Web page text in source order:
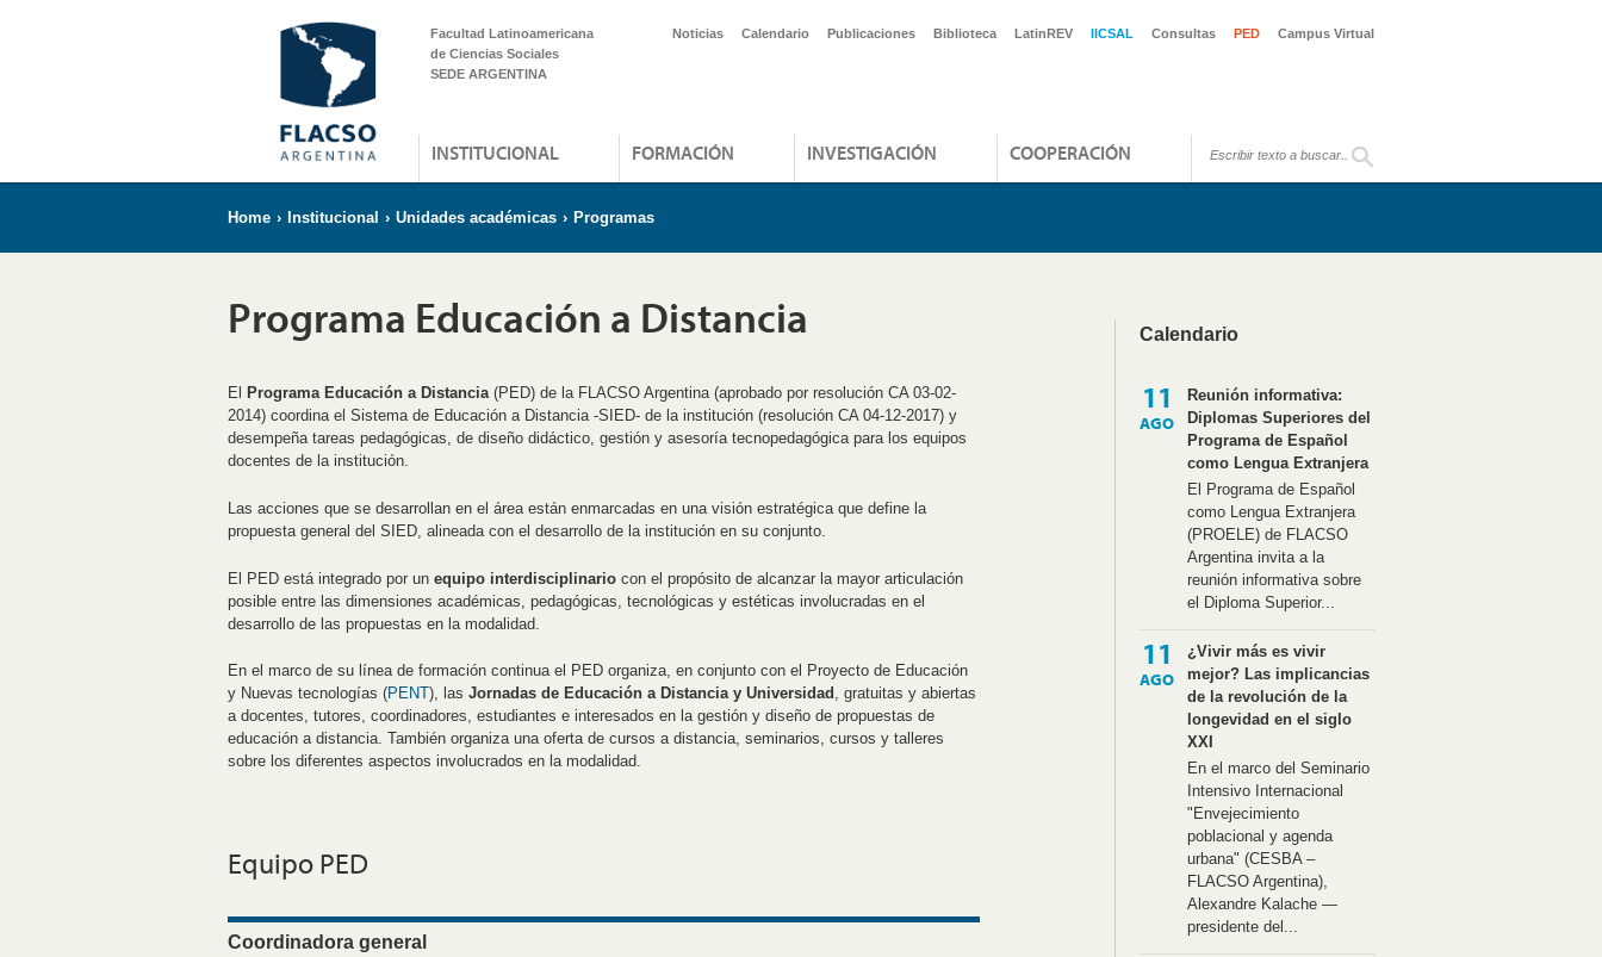
Facultad Latinoamericana
de Ciencias Sociales
SEDE ARGENTINA
Noticias Calendario Publicaciones Biblioteca LatinREV IICSAL Consultas PED Campus Virtual
INSTITUCIONAL FORMACIÓN INVESTIGACIÓN COOPERACIÓN
Home › Institucional › Unidades académicas › Programas
Programa Educación a Distancia
El Programa Educación a Distancia(PED) de la FLACSO Argentina (aprobado por resolución CA 03-02-
2014) coordina el Sistema de Educación a Distancia -SIED- de la institución (resolución CA 04-12-2017) y
desempeña tareas pedagógicas, de diseño didáctico, gestión y asesoría tecnopedagógica para los equipos
docentes de la institución.
Las acciones que se desarrollan en el área están enmarcadas en una visión estratégica que define la
propuesta general del SIED, alineada con el desarrollo de la institución en su conjunto.
El PED está integrado por un equipo interdisciplinario con el propósito de alcanzar la mayor articulación
posible entre las dimensiones académicas, pedagógicas, tecnológicas y estéticas involucradas en el
desarrollo de las propuestas en la modalidad.
En el marco de su línea de formación continua el PED organiza, en conjunto con el Proyecto de Educación
y Nuevas tecnologías (PENT), las Jornadas de Educación a Distancia y Universidad , gratuitas y abiertas
a docentes, tutores, coordinadores, estudiantes e interesados en la gestión y diseño de propuestas de
educación a distancia. También organiza una oferta de cursos a distancia, seminarios, cursos y talleres
sobre los diferentes aspectos involucrados en la modalidad.
Equipo PED
Coordinadora general
Calendario
11
AGO
Reunión informativa:
Diplomas Superiores del
Programa de Español
como Lengua Extranjera
El Programa de Español
como Lengua Extranjera
(PROELE) de FLACSO
Argentina invita a la
reunión informativa sobre
el Diploma Superior...
11
AGO
¿Vivir más es vivir
mejor? Las implicancias
de la revolución de la
longevidad en el siglo
XXI
En el marco del Seminario
Intensivo Internacional
"Envejecimiento
poblacional y agenda
urbana" (CESBA –
FLACSO Argentina),
Alexandre Kalache —
presidente del...